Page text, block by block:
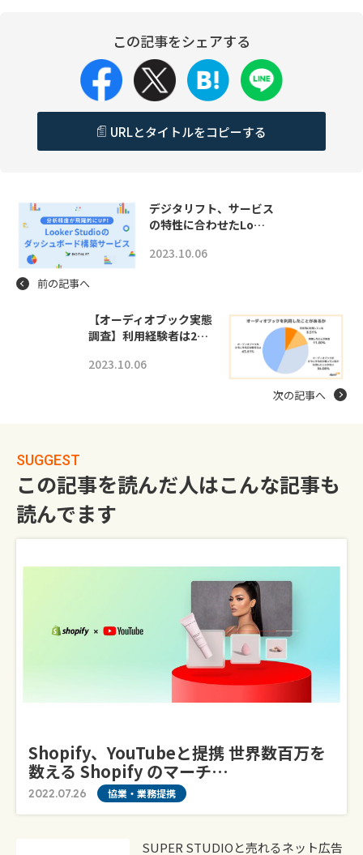
この記事をシェアする
URLとタイトルをコピーする
デジタリフト、サービス
の特性に合わせたLo…
2023.10.06
前の記事へ
【オーディオブック実態
調査】利用経験者は2…
2023.10.06
次の記事へ
SUGGEST
この記事を読んだ人はこんな記事も
読んでます
Shopify、YouTubeと提携 世界数百万を
数える Shopify のマーチ…
2022.07.26 協業・業務提携
SUPER STUDIOと売れるネット広告